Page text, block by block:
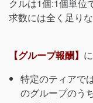
クルは1個:1個単位
求数には全く足り
【グループ報酬】
特定のティアで
のグループのうち